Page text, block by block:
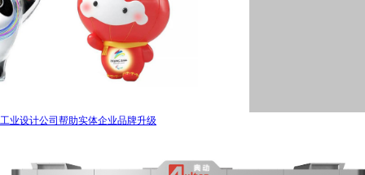
工业设计公司帮助实体企业品牌升级